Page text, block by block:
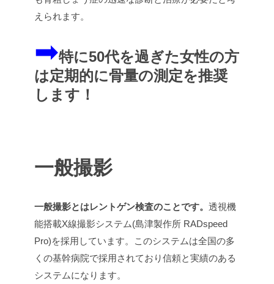
えられます。
➡特に50代を過ぎた女性の方
は定期的に骨量の測定を推奨
します！
一般撮影
一般撮影とはレントゲン検査のことです。 透視機
能搭載X線撮影システム(島津製作所 RADspeed
Pro)を採用しています。このシステムは全国の多
くの基幹病院で採用されており信頼と実績のある
システムになります。